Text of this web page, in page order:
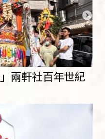
兩軒社百年世紀